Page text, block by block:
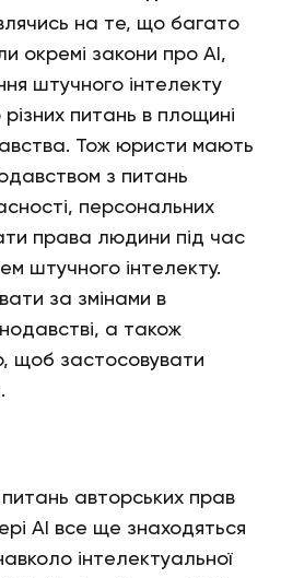
на те, що багато
окремі закони про АІ,
штучного інтелекту
питань в площині
Тож юристи мають
з питань
персональних
права людини під час
штучного інтелекту.
за змінами в
а також
щоб застосовувати
питань авторських прав
АІ все ще знаходяться
інтелектуальної